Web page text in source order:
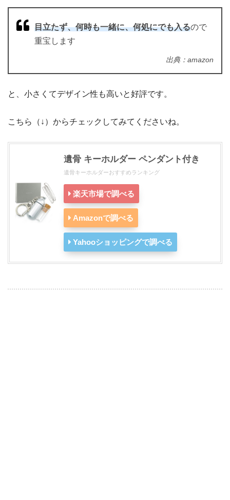
目立たず、何時も一緒に、何処にでも入るので
重宝します
出典：amazon
と、小さくてデザイン性も高いと好評です。
こちら（↓）からチェックしてみてくださいね。
遺骨 キーホルダー ペンダント付き
遺骨キーホルダーおすすめランキング
楽天市場で調べる
Amazonで調べる
Yahooショッピングで調べる